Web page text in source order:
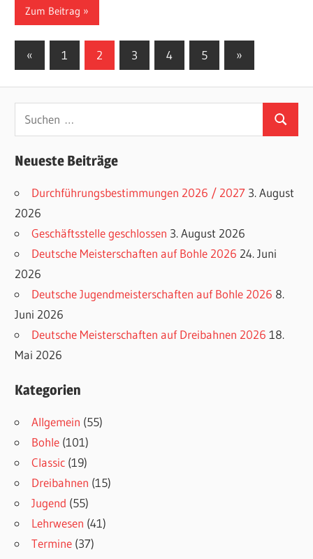
Zum Beitrag
Seitennummerierung
Beiträge
« Vorherige
Beiträge
1 2 3 4 5
Nächste
Beiträge
»
Suchen
nach:
Suchen
Neueste Beiträge
Durchführungsbestimmungen 2026 / 2027 3. August
2026
Geschäftsstelle geschlossen 3. August 2026
Deutsche Meisterschaften auf Bohle 2026 24. Juni
2026
Deutsche Jugendmeisterschaften auf Bohle 2026 8.
Juni 2026
Deutsche Meisterschaften auf Dreibahnen 2026 18.
Mai 2026
Kategorien
Allgemein (55)
Bohle (101)
Classic (19)
Dreibahnen (15)
Jugend (55)
Lehrwesen (41)
Termine (37)